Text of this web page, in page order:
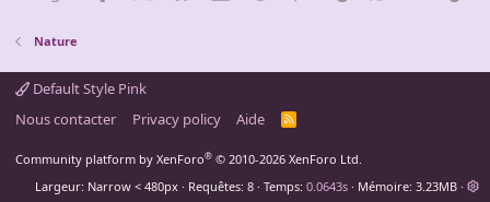
Nature
Default Style Pink
Nous contacter
Privacy policy Aide
R
Community platform by XenForo® © 2010-2026 XenForo Ltd.
Largeur
Requêtes 8 Temps 0.0643s Mémoire 3.23MB